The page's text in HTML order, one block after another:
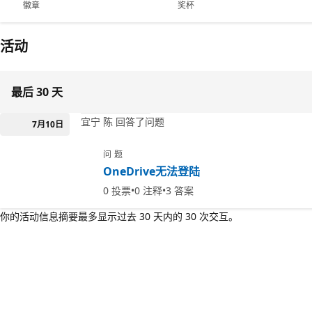
徽章 奖杯
活动
最后 30 天
7月10日 宜宁 陈 回答了问题
问题
OneDrive无法登陆
0 投票 0 注释 3 答案
你的活动信息摘要最多显示过去 30 天内的 30 次交互。